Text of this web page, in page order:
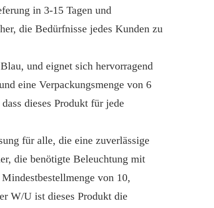
in 3-15 Tagen und
die Bedürfnisse jedes Kunden zu
und eignet sich hervorragend
eine Verpackungsmenge von 6
dieses Produkt für jede
für alle, die eine zuverlässige
die benötigte Beleuchtung mit
von 10,
W/U ist dieses Produkt die